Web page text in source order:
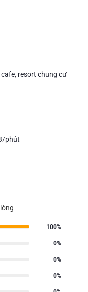
resort chung cư
phút
100%
0%
0%
0%